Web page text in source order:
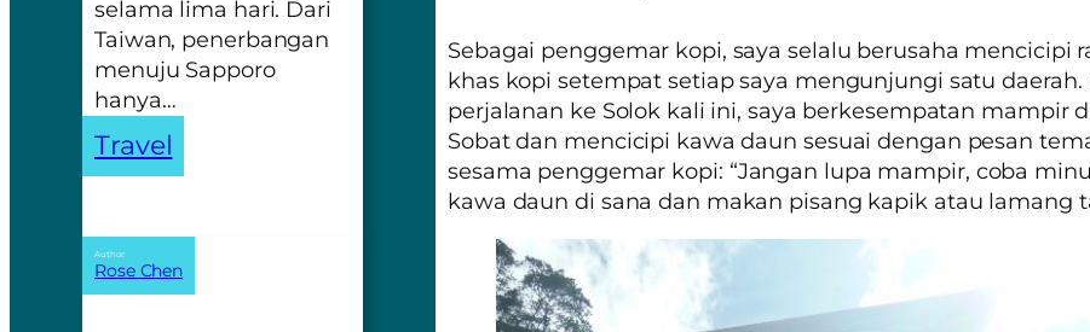
selama lima hari. Dari
Taiwan, penerbangan
menuju Sapporo
hanya…
Travel
Author:
Rose Chen
Sebagai penggemar kopi, saya selalu berusaha mencicipi
khas kopi setempat setiap saya mengunjungi satu daerah.
perjalanan ke Solok kali ini, saya berkesempatan mampir
Sobat dan mencicipi kawa daun sesuai dengan pesan
sesama penggemar kopi: “Jangan lupa mampir, coba
kawa daun di sana dan makan pisang kapik atau lamang